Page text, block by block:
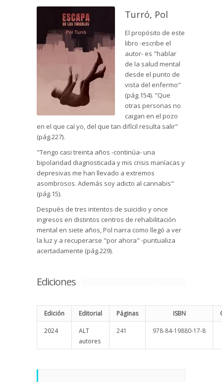
Turró, Pol
El propósito de este
libro -escribe el
autor- es "hablar
de la salud mental
desde el punto de
vista del enfermo"
(pág.154). "Que
otras personas no
caigan en el pozo
en el que caí yo, del que tan difícil resulta salir"
(pág.227).
"Tengo casi treinta años -continúa- una
bipolaridad diagnosticada y mis crisis maníacas y
depresivas me han llevado a extremos
asombrosos. Además soy adicto al cannabis"
(pág.15).
Después de tres intentos de suicidio y once
ingresos en distintos centros de rehabilitación
mental en siete años, Pol narra como llegó a ver
la luz y a recuperarse "por ahora" -puntualiza
acertadamente (pág.229).
Ediciones
Edición Editorial Páginas ISBN
2024
ALT
autores
241 978-84-19880-17-8